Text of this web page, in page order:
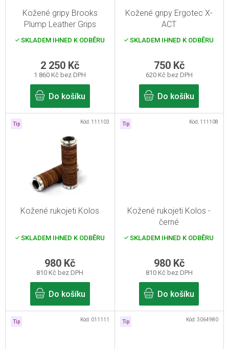
Kožené gripy Brooks
Plump Leather Grips
medové
SKLADEM IHNED K ODBĚRU
1 860 Kč bez DPH
2 250 Kč
Do košíku
Kožené gripy Ergotec X-
ACT
SKLADEM IHNED K ODBĚRU
620 Kč bez DPH
750 Kč
Do košíku
Tip
Kožené rukojeti Kolos
SKLADEM IHNED K ODBĚRU
810 Kč bez DPH
980 Kč
Do košíku
Kód: 111103 Tip
Kožené rukojeti Kolos -
černé
SKLADEM IHNED K ODBĚRU
810 Kč bez DPH
980 Kč
Do košíku
Kód: 111108
Tip Kód: 011111 Tip Kód:3064980